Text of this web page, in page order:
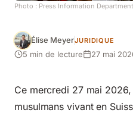
Photo : Press Information Department
Élise MeyerJURIDIQUE
5 min de lecture 27 mai
Ce mercredi 27 mai
musulmans vivant en